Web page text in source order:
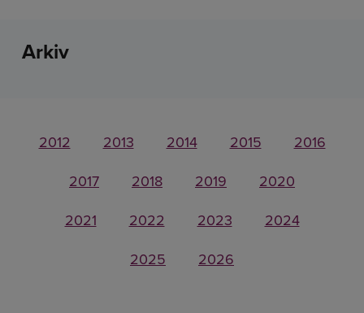
Arkiv
2012 2013 2014 2015
2016
2017
2018 2019
2020
2021
2022 2023
2024
2025
2026